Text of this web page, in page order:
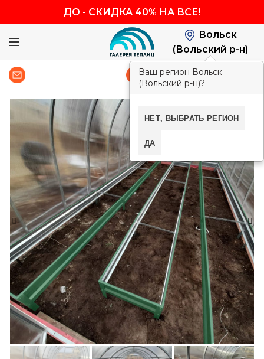
ДО - СКИДКА 40% НА ВСЕ!
Вольск
(Вольский р-н)
Ваш регион Вольск
(Вольский р-н)?
НЕТ, ВЫБРАТЬ РЕГИОН
ДА
8 (800) 600-83-54
-40%